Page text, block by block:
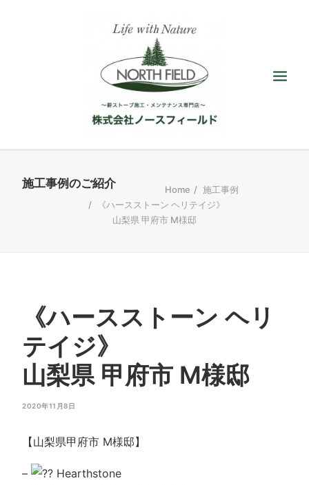
ショールーム
取扱い薪ストーブ
会社概要
お問い合わせ
SEARCH
Home
施工事例
《ハースストーン ヘリテイジ》
山梨県 甲府市 M様邸
《ハースストーン ヘリ
テイジ》
山梨県 甲府市 M様邸
2020年11月8日
【山梨県甲府市 M様邸】
–
Hearthstone